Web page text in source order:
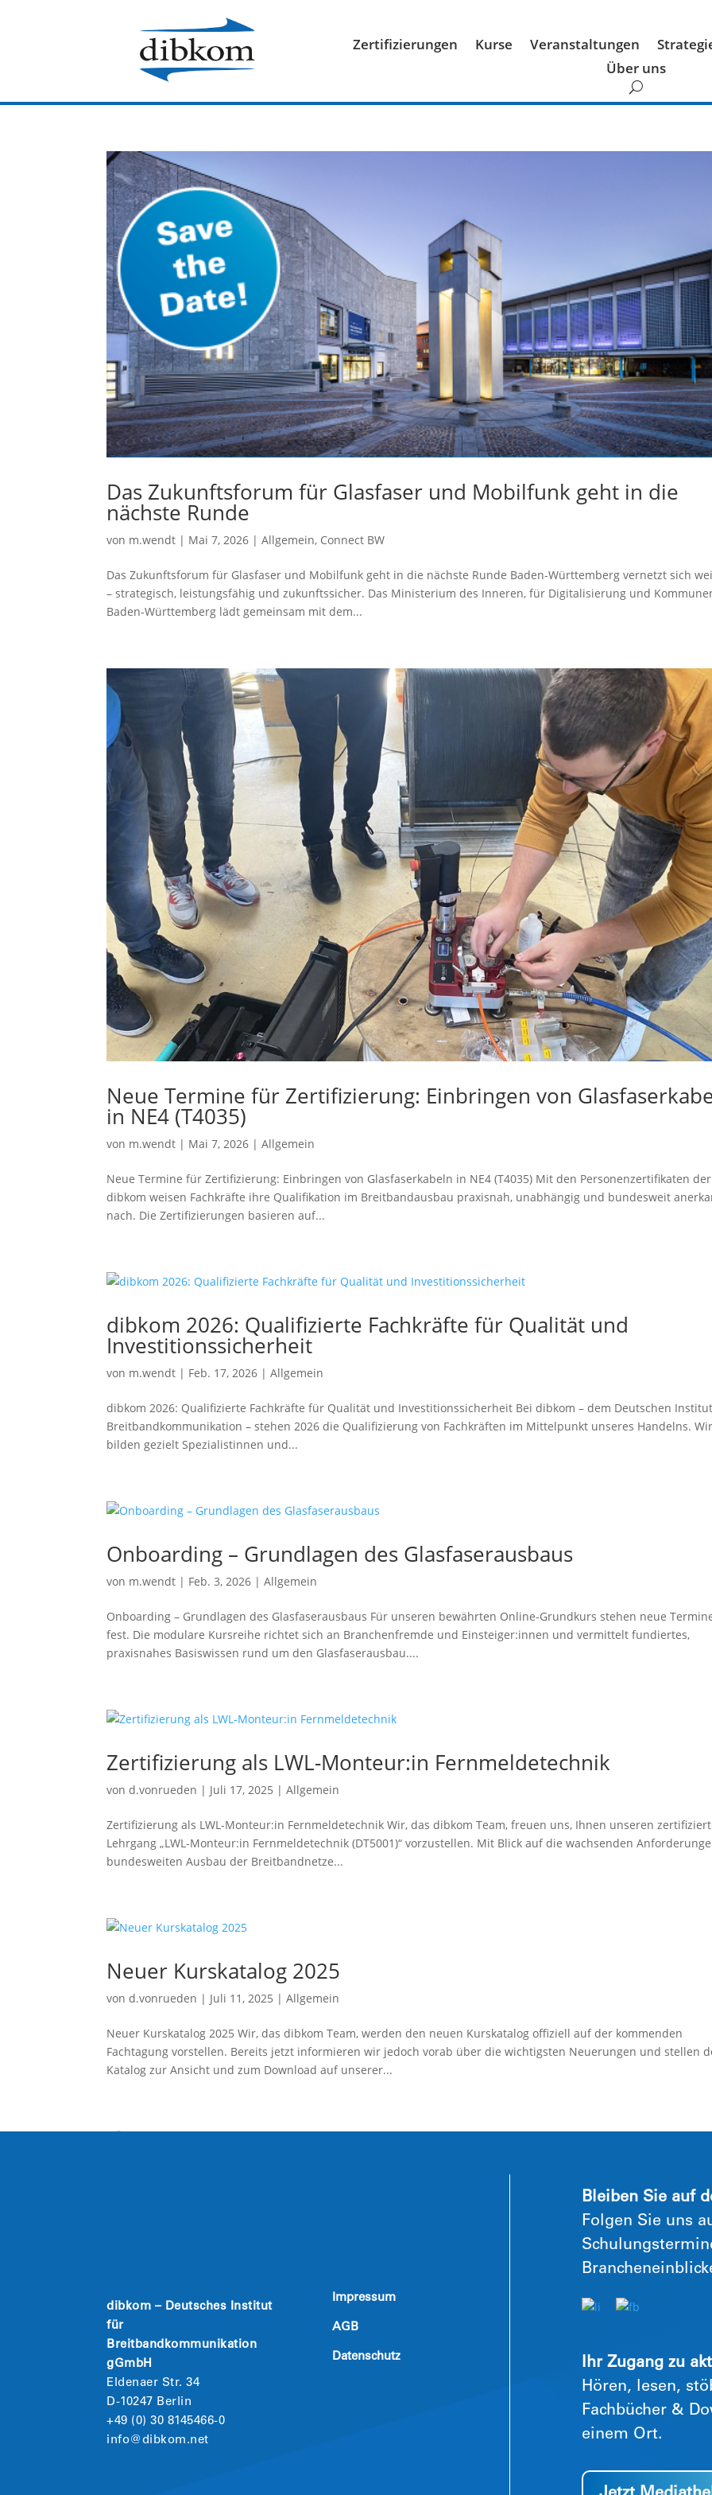
Zertifizierungen Kurse Veranstaltungen
Über uns
Das Zukunftsforum für Glasfaser und Mobilfunk geht in die
nächste Runde
von m.wendt | Mai 7, 2026 |Allgemein, Connect BW
Das Zukunftsforum für Glasfaser und Mobilfunk geht in die nächste Runde Baden-Württemberg vernetzt sich
– strategisch, leistungsfähig und zukunftssicher. Das Ministerium des Inneren, für Digitalisierung und
Baden-Württemberg lädt gemeinsam mit dem...
Neue Termine für Zertifizierung: Einbringen von
in NE4 (T4035)
von m.wendt | Mai 7, 2026 |Allgemein
Neue Termine für Zertifizierung: Einbringen von Glasfaserkabeln in NE4 (T4035) Mit den Personenzertifikaten der
dibkom weisen Fachkräfte ihre Qualifikation im Breitbandausbau praxisnah, unabhängig und bundesweit
nach. Die Zertifizierungen basieren auf...
dibkom 2026: Qualifizierte Fachkräfte für Qualität und
Investitionssicherheit
von m.wendt | Feb. 17, 2026 |Allgemein
dibkom 2026: Qualifizierte Fachkräfte für Qualität und Investitionssicherheit Bei dibkom – dem Deutschen
Breitbandkommunikation – stehen 2026 die Qualifizierung von Fachkräften im Mittelpunkt unseres Handelns.
bilden gezielt Spezialistinnen und...
Onboarding – Grundlagen des Glasfaserausbaus
von m.wendt | Feb. 3, 2026 |Allgemein
Onboarding – Grundlagen des Glasfaserausbaus Für unseren bewährten Online-Grundkurs stehen neue
fest. Die modulare Kursreihe richtet sich an Branchenfremde und Einsteiger:innen und vermittelt fundiertes,
praxisnahes Basiswissen rund um den Glasfaserausbau....
Zertifizierung als LWL-Monteur:in Fernmeldetechnik
vond.vonrueden | Juli 17, 2025 |Allgemein
Zertifizierung als LWL-Monteur:in Fernmeldetechnik Wir, das dibkom Team, freuen uns, Ihnen unseren
Lehrgang „LWL-Monteur:in Fernmeldetechnik (DT5001)“ vorzustellen. Mit Blick auf die wachsenden
bundesweiten Ausbau der Breitbandnetze...
Neuer Kurskatalog 2025
vond.vonrueden | Juli 11, 2025 |Allgemein
Neuer Kurskatalog 2025 Wir, das dibkom Team, werden den neuen Kurskatalog offiziell auf der kommenden
Fachtagung vorstellen. Bereits jetzt informieren wir jedoch vorab über die wichtigsten Neuerungen und stellen
Katalog zur Ansicht und zum Download auf unserer...
« Ältere Einträge
Bleiben Sie auf
Folgen Sie uns
dibkom – Deutsches Institut
für
Breitbandkommunikation
gGmbH
Eldenaer Str. 34
D-10247 Berlin
+49 (0) 30 8145466-0
info@dibkom.net
Impressum
AGB
Datenschutz
Ihr Zugang zu
Hören, lesen,
Fachbücher &
einem Ort.